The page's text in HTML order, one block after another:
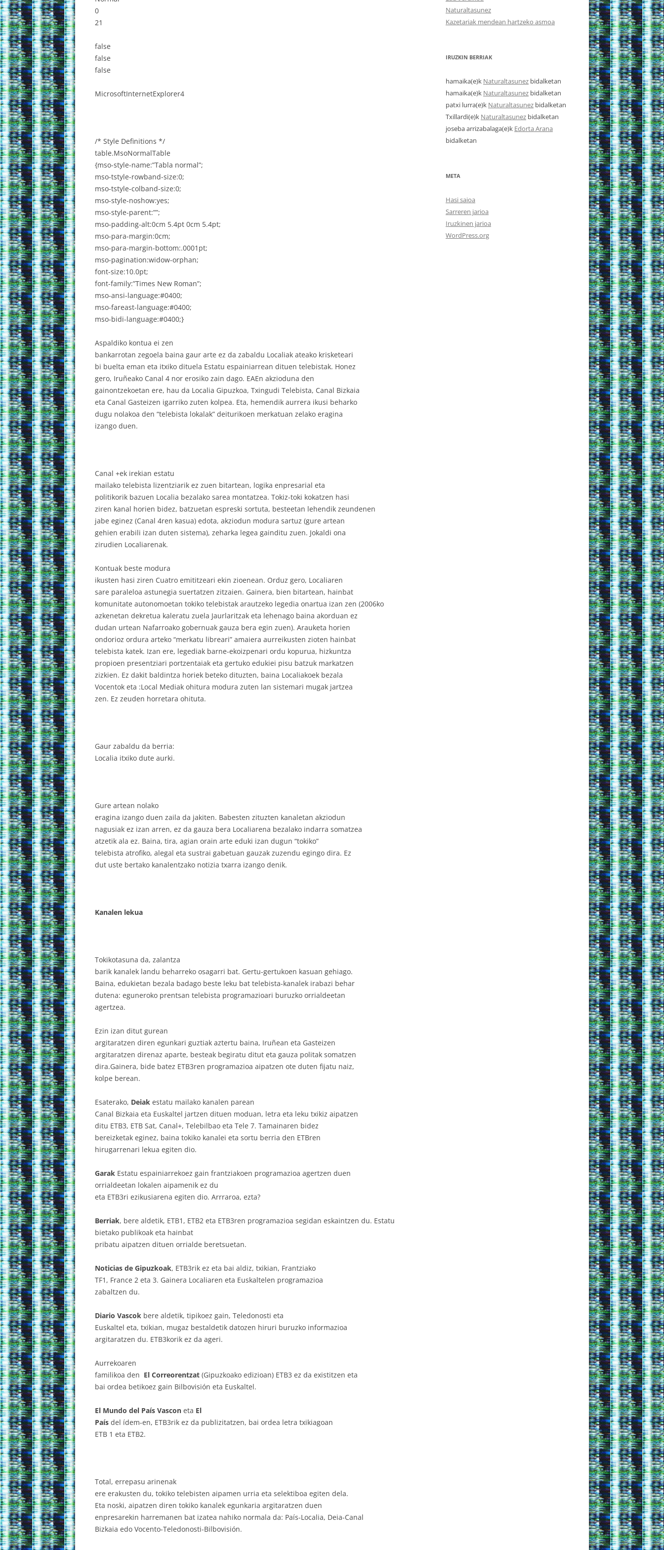
0
21
false
false
false
MicrosoftInternetExplorer4
/* Style Definitions */
table.MsoNormalTable
{mso-style-name:”Tabla normal”;
mso-tstyle-rowband-size:0;
mso-tstyle-colband-size:0;
mso-style-noshow:yes;
mso-style-parent:””;
mso-padding-alt:0cm 5.4pt 0cm 5.4pt;
mso-para-margin:0cm;
mso-para-margin-bottom:.0001pt;
mso-pagination:widow-orphan;
font-size:10.0pt;
font-family:”Times New Roman”;
mso-ansi-language:#0400;
mso-fareast-language:#0400;
mso-bidi-language:#0400;}
Aspaldiko kontua ei zen
bankarrotan zegoela baina gaur arte ez da zabaldu Localiak ateako krisketeari
bi buelta eman eta itxiko dituela Estatu espainiarrean dituen telebistak. Honez
gero, Iruñeako Canal 4 nor erosiko zain dago. EAEn akzioduna den
gainontzekoetan ere, hau da Localia Gipuzkoa, Txingudi Telebista, Canal Bizkaia
eta Canal Gasteizen igarriko zuten kolpea. Eta, hemendik aurrera ikusi beharko
dugu nolakoa den “telebista lokalak” deiturikoen merkatuan zelako eragina
izango duen.
Canal +ek irekian estatu
mailako telebista lizentziarik ez zuen bitartean, logika enpresarial eta
politikorik bazuen Localia bezalako sarea montatzea. Tokiz-toki kokatzen hasi
ziren kanal horien bidez, batzuetan espreski sortuta, besteetan lehendik zeundenen
jabe eginez (Canal 4ren kasua) edota, akziodun modura sartuz (gure artean
gehien erabili izan duten sistema), zeharka legea gainditu zuen. Jokaldi ona
zirudien Localiarenak.
Kontuak beste modura
ikusten hasi ziren Cuatro emititzeari ekin zioenean. Orduz gero, Localiaren
sare paraleloa astunegia suertatzen zitzaien. Gainera, bien bitartean, hainbat
komunitate autonomoetan tokiko telebistak arautzeko legedia onartua izan zen (2006ko
azkenetan dekretua kaleratu zuela Jaurlaritzak eta lehenago baina akorduan ez
dudan urtean Nafarroako gobernuak gauza bera egin zuen). Arauketa horien
ondorioz ordura arteko “merkatu libreari” amaiera aurreikusten zioten hainbat
telebista katek. Izan ere, legediak barne-ekoizpenari ordu kopurua, hizkuntza
propioen presentziari portzentaiak eta gertuko edukiei pisu batzuk markatzen
zizkien. Ez dakit baldintza horiek beteko dituzten, baina Localiakoek bezala
Vocentok eta :Local Mediak ohitura modura zuten lan sistemari mugak jartzea
zen. Ez zeuden horretara ohituta.
Gaur zabaldu da berria:
Localia itxiko dute aurki.
Gure artean nolako
eragina izango duen zaila da jakiten. Babesten zituzten kanaletan akziodun
nagusiak ez izan arren, ez da gauza bera Localiarena bezalako indarra somatzea
atzetik ala ez. Baina, tira, agian orain arte eduki izan dugun “tokiko”
telebista atrofiko, alegal eta sustrai gabetuan gauzak zuzendu egingo dira. Ez
dut uste bertako kanalentzako notizia txarra izango denik.
Kanalen lekua
Tokikotasuna da, zalantza
barik kanalek landu beharreko osagarri bat. Gertu-gertukoen kasuan gehiago.
Baina, edukietan bezala badago beste leku bat telebista-kanalek irabazi behar
dutena: eguneroko prentsan telebista programazioari buruzko orrialdeetan
agertzea.
Ezin izan ditut gurean
argitaratzen diren egunkari guztiak aztertu baina, Iruñean eta Gasteizen
argitaratzen direnaz aparte, besteak begiratu ditut eta gauza politak somatzen
dira.Gainera, bide batez ETB3ren programazioa aipatzen ote duten fijatu naiz,
kolpe berean.
Esaterako, Deiak estatu mailako kanalen parean
Canal Bizkaia eta Euskaltel jartzen dituen moduan, letra eta leku txikiz aipatzen
ditu ETB3, ETB Sat, Canal+, Telebilbao eta Tele 7. Tamainaren bidez
bereizketak eginez, baina tokiko kanalei eta sortu berria den ETBren
hirugarrenari lekua egiten dio.
Garak Estatu espainiarrekoez gain frantziakoen programazioa agertzen duen
orrialdeetan lokalen aipamenik ez du
eta ETB3ri ezikusiarena egiten dio. Arrraroa, ezta?
Berriak, bere aldetik, ETB1, ETB2 eta ETB3ren programazioa segidan eskaintzen du. Estatu
bietako publikoak eta hainbat
pribatu aipatzen dituen orrialde beretsuetan.
Noticias de Gipuzkoak, ETB3rik ez eta bai aldiz, txikian, Frantziako
TF1, France 2 eta 3. Gainera Localiaren eta Euskaltelen programazioa
zabaltzen du.
Diario Vascok bere aldetik, tipikoez gain, Teledonosti eta
Euskaltel eta, txikian, mugaz bestaldetik datozen hiruri buruzko informazioa
argitaratzen du. ETB3korik ez da ageri.
Aurrekoaren
familikoa den El Correorentzat (Gipuzkoako edizioan) ETB3 ez da existitzen eta
bai ordea betikoez gain Bilbovisión eta Euskaltel.
El Mundo del País Vascon eta El
País del ídem-en, ETB3rik ez da publizitatzen, bai ordea letra txikiagoan
ETB 1 eta ETB2.
Total, errepasu arinenak
ere erakusten du, tokiko telebisten aipamen urria eta selektiboa egiten dela.
Eta noski, aipatzen diren tokiko kanalek egunkaria argitaratzen duen
enpresarekin harremanen bat izatea nahiko normala da: País-Localia, Deia-Canal
Bizkaia edo Vocento-Teledonosti-Bilbovisión.
Naturaltasunez
Kazetariak mendean hartzeko asmoa
IRUZKIN BERRIAK
hamaika(e)k Naturaltasunez bidalketan
hamaika(e)k Naturaltasunez bidalketan
patxi lurra(e)k Naturaltasunez bidalketan
Txillardi(e)k Naturaltasunez bidalketan
joseba arrizabalaga(e)k Edorta Arana
bidalketan
META
Hasi saioa
Sarreren jarioa
Iruzkinen jarioa
WordPress.org